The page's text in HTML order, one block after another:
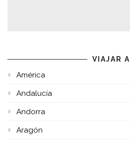
VIAJAR A
América
Andalucía
Andorra
Aragón